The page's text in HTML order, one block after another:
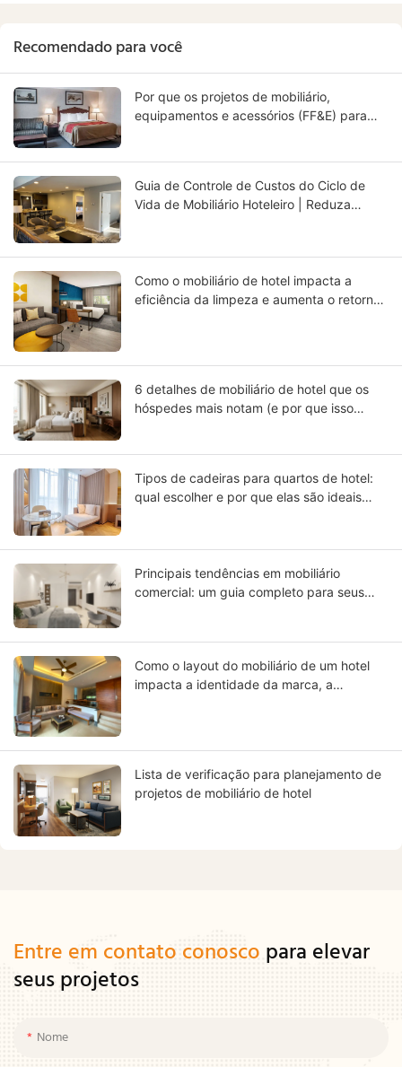
Recomendado para você
Por que os projetos de mobiliário,
equipamentos e acessórios (FF&E) para
Guia de Controle de Custos do Ciclo de
Vida de Mobiliário Hoteleiro | Reduza
Como o mobiliário de hotel impacta a
eficiência da limpeza e aumenta o retorno
6 detalhes de mobiliário de hotel que os
hóspedes mais notam (e por que isso
Tipos de cadeiras para quartos de hotel:
qual escolher e por que elas são ideais
Principais tendências em mobiliário
comercial: um guia completo para seus
Como o layout do mobiliário de um hotel
impacta a identidade da marca, a
Lista de verificação para planejamento de
projetos de mobiliário de hotel
Entre em contato conosco para elevar
seus projetos
Nome